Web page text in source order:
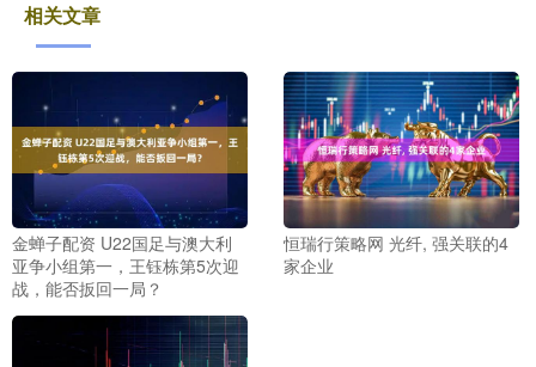
相关文章
金蝉子配资 U22国足与澳大利
亚争小组第一，王钰栋第5次迎
战，能否扳回一局？
恒瑞行策略网 光纤, 强关联的4
家企业